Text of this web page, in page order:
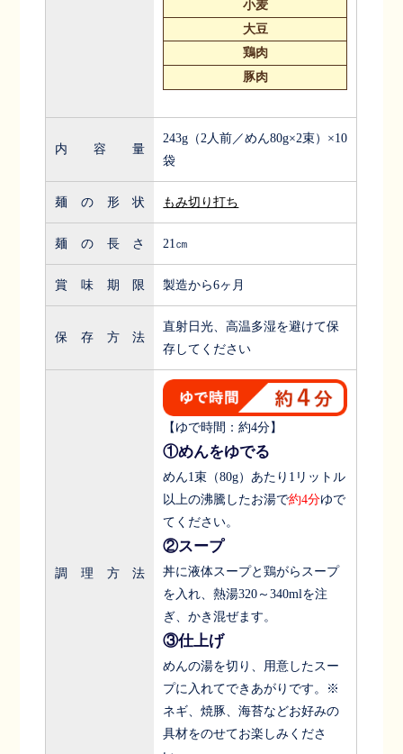
小麦
大豆
鶏肉
豚肉
内容量
243g（2人前／めん80g×2束）×10
袋
麺の形状 もみ切り打ち
麺の長さ 21㎝
賞味期限 製造から6ヶ月
保存方法
直射日光、高温多湿を避けて保
存してください
調理方法
【ゆで時間：約4分】
①めんをゆでる
めん1束（80g）あたり1リットル
以上の沸騰したお湯で約4分ゆで
てください。
②スープ
丼に液体スープと鶏がらスープ
を入れ、熱湯320～340mlを注
ぎ、かき混ぜます。
③仕上げ
めんの湯を切り、用意したスー
プに入れてできあがりです。※
ネギ、焼豚、海苔などお好みの
具材をのせてお楽しみくださ